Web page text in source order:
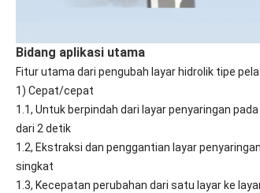
Bidang aplikasi utama
Fitur utama dari pengubah layar hidrolik tipe
1) Cepat/cepat
1.1, Untuk berpindah dari layar penyaringan
dari 2 detik
1.2, Ekstraksi dan penggantian layar
singkat
1.3, Kecepatan perubahan dari satu layar ke